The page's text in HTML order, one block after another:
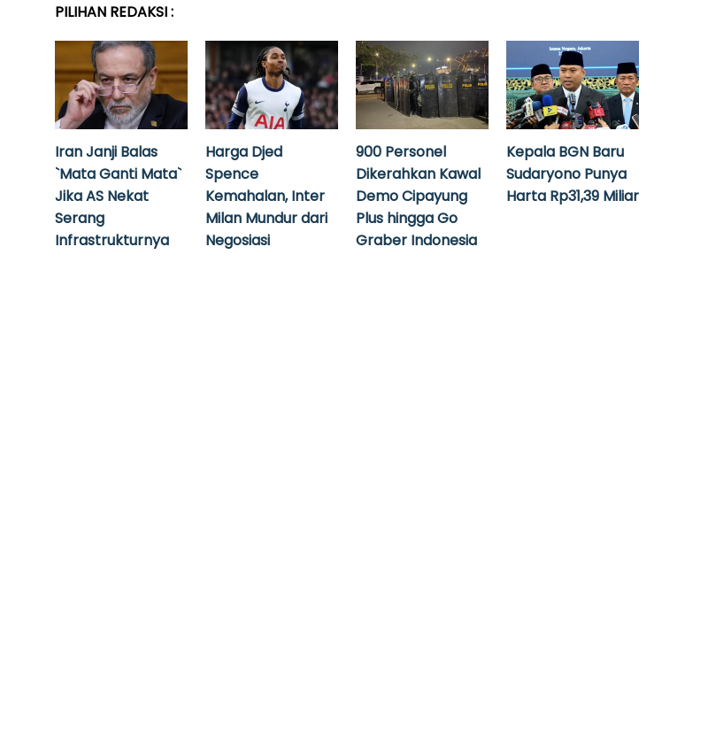
PILIHAN REDAKSI :
Iran Janji Balas
`Mata Ganti Mata`
Jika AS Nekat
Serang
Infrastrukturnya
Harga Djed
Spence
Kemahalan, Inter
Milan Mundur dari
Negosiasi
900 Personel
Dikerahkan Kawal
Demo Cipayung
Plus hingga Go
Graber Indonesia
Kepala BGN Baru
Sudaryono Punya
Harta Rp31,39 Miliar